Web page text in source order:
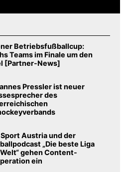
Betriebsfußballcup:
Teams im Finale um den
[Partner-News]
Pressler ist neuer
des
Sport Austria und der
„Die beste Liga
gehen Content-
ein